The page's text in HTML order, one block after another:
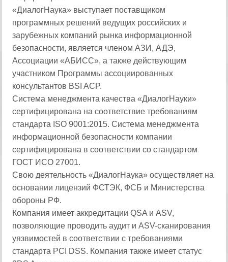
«ДиалогНаука» выступает поставщиком
программных решений ведущих российских и
зарубежных компаний рынка информационной
безопасности, является членом АЗИ, АДЭ,
Ассоциации «АБИСС», а также действующим
участником Программы ассоциированных
консультантов BSI ACP.
Система менеджмента качества «ДиалогНауки»
сертифицирована на соответствие требованиям
стандарта ISO 9001:2015. Система менеджмента
информационной безопасности компании
сертифицирована в соответствии со стандартом
ГОСТ ИСО 27001.
Свою деятельность «ДиалогНаука» осуществляет на
основании лицензий ФСТЭК, ФСБ и Министерства
обороны РФ.
Компания имеет аккредитации QSA и ASV,
позволяющие проводить аудит и ASV-сканирования
уязвимостей в соответствии с требованиями
стандарта PCI DSS. Компания также имеет статус